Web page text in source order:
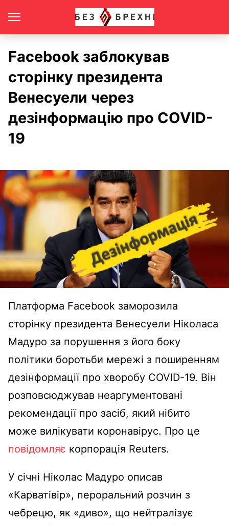
Facebook заблокував
сторінку президента
Венесуели через
дезінформацію про COVID-
19
Платформа Facebook заморозила
сторінку президента Венесуели Ніколаса
Мадуро за порушення з його боку
політики боротьби мережі з поширенням
дезінформації про хворобу COVID-19. Він
розповсюджував неаргументовані
рекомендації про засіб, який нібито
може вилікувати коронавірус. Про це
повідомляє корпорація Reuters.
У січні Ніколас Мадуро описав
«Карватівір», пероральний розчин з
чебрецю, як «диво», що нейтралізує